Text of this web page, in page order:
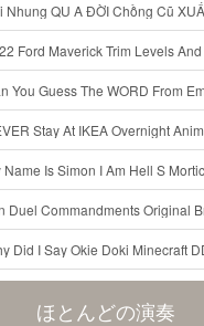
QU A ĐỜI Chồng Cũ XUẤT HIỆN Khóc Hối Hận Vì Làm Điều KHỦNG KHIẾP
Maverick Trim Levels And Standard Features
The WORD From Emojii COMPOUND WORD EMOJII CHALLENGE 90 PEOPLE FAIL
Stay At IKEA Overnight Animated SCP 3008 Horror
Is Simon I Am Hell S Mortician And I Am Going To Kill God
Commandments Original Broadway Cast Of Hamilton
I Say Okie Doki Minecraft DDLC Animated Music Video Song By The
ほとんどの演奏